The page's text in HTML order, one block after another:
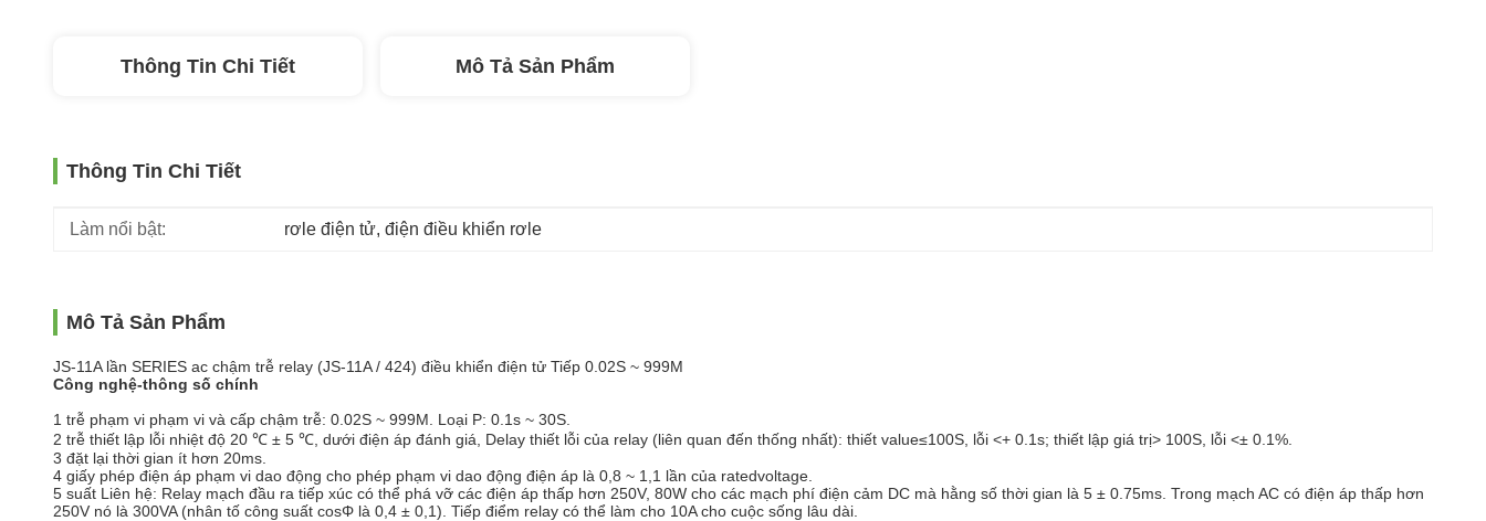
Thông Tin Chi Tiết Mô Tả Sản Phẩm
Thông Tin Chi Tiết
Làm nổi bật: rơle điện tử, điện điều khiển rơle
Mô Tả Sản Phẩm
JS-11A lần SERIES ac chậm trễ relay (JS-11A / 424) điều khiển điện tử Tiếp 0.02S ~ 999M
Công nghệ-thông số chính
1 trễ phạm vi phạm vi và cấp chậm trễ: 0.02S ~ 999M.
Loại P: 0.1s ~ 30S.
2 trễ thiết lập lỗi nhiệt độ 20 ℃ ± 5 ℃, dưới điện áp đánh giá, Delay thiết lỗi của relay (liên quan đến thống nhất): thiết value≤100S, lỗi <+ 0.1s; thiết lập giá trị> 100S, lỗi <± 0.1%.
3 đặt lại thời gian ít hơn 20ms.
4 giấy phép điện áp phạm vi dao động cho phép phạm vi dao động điện áp là 0,8 ~ 1,1 lần của ratedvoltage.
5 suất Liên hệ: Relay mạch đầu ra tiếp xúc có thể phá vỡ các điện áp thấp hơn 250V, 80W cho các mạch phí điện cảm DC mà hằng số thời gian là 5 ± 0.75ms. Trong mạch AC có điện áp thấp hơn
250V nó là 300VA (nhân tố công suất cosΦ là 0,4 ± 0,1). Tiếp điểm relay có thể làm cho 10A cho cuộc sống lâu dài.